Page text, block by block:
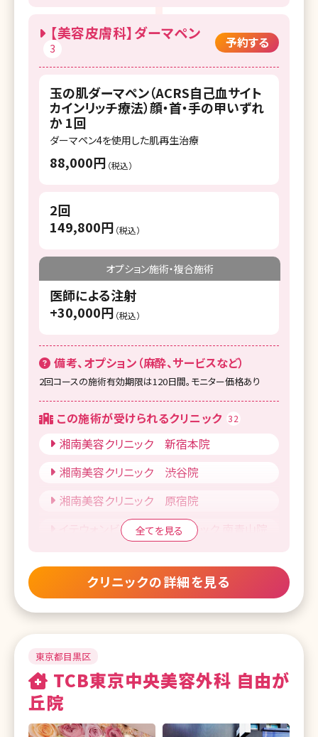
湘南美容クリニック 新橋銀座口院
湘南美容クリニック 渋谷院
湘南美容皮フ科 渋谷公園通り院
湘南美容クリニック 原宿院
SBC NEO Skin Clinic 恵比寿
湘南美容クリニック 池袋東口院
湘南美容クリニック 池袋西口院
湘南美容クリニック 池袋メトロポリタン口
院
湘南美容クリニック 品川院
湘南美容クリニック 上野院
湘南美容クリニック 錦糸町院
湘南美容クリニック 豊洲院
湘南美容クリニック 東京蒲田院
湘南美容クリニック 北千住院
湘南美容クリニック 自由が丘院
湘南美容クリニック 二子玉川院
湘南美容クリニック 赤羽院
湘南美容クリニック 調布院
湘南美容クリニック 立川院
湘南美容クリニック 町田院
【美容皮膚科】ダーマペン
3 予約する
玉の肌ダーマペン（ACRS自己血サイト
カインリッチ療法）顔・首・手の甲いずれ
か 1回
ダーマペン4を使用した肌再生治療
88,000円 （税込）
2回
149,800円 （税込）
オプション施術・複合施術
医師による注射
+30,000円 （税込）
備考、オプション（麻酔、サービスなど）
2回コースの施術有効期限は120日間。モニター価格あり
この施術が受けられるクリニック 32
湘南美容クリニック 新宿本院
湘南美容クリニック 渋谷院
湘南美容クリニック 原宿院
イテウォンビューティークリニック 南青山院
湘南美容クリニック 池袋メトロポリタン口
院
湘南美容クリニック 立川院
湘南美容クリニック 八王子院
湘南美容クリニック 札幌院
全てを見る
クリニックの詳細を見る
東京都目黒区
TCB東京中央美容外科 自由が
丘院